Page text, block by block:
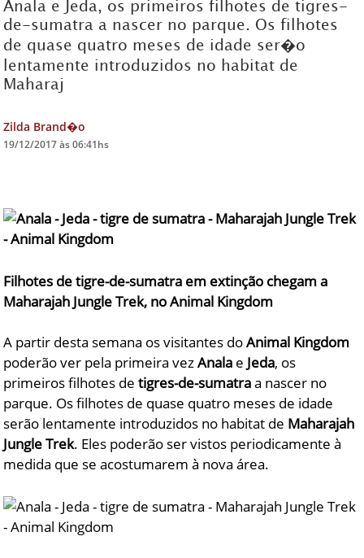
DICAS DE VIAGEM
QUEM SOMOS
Anala e Jeda, os primeiros filhotes de tigres-
de-sumatra a nascer no parque. Os filhotes
de quase quatro meses de idade ser�o
lentamente introduzidos no habitat de
Maharaj
Zilda Brand�o
19/12/2017 às 06:41hs
Filhotes de tigre-de-sumatra em extinção chegam a
Maharajah Jungle Trek, no Animal Kingdom
A partir desta semana os visitantes doAnimal Kingdom
poderão ver pela primeira vezAnala e Jeda, os
primeiros filhotes detigres-de-sumatraa nascer no
parque. Os filhotes de quase quatro meses de idade
serão lentamente introduzidos no habitat de Maharajah
Jungle Trek. Eles poderão ser vistos periodicamente à
medida que se acostumarem à nova área.